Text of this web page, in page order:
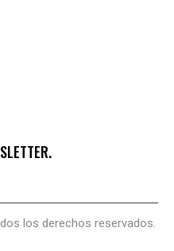
los derechos reservados.